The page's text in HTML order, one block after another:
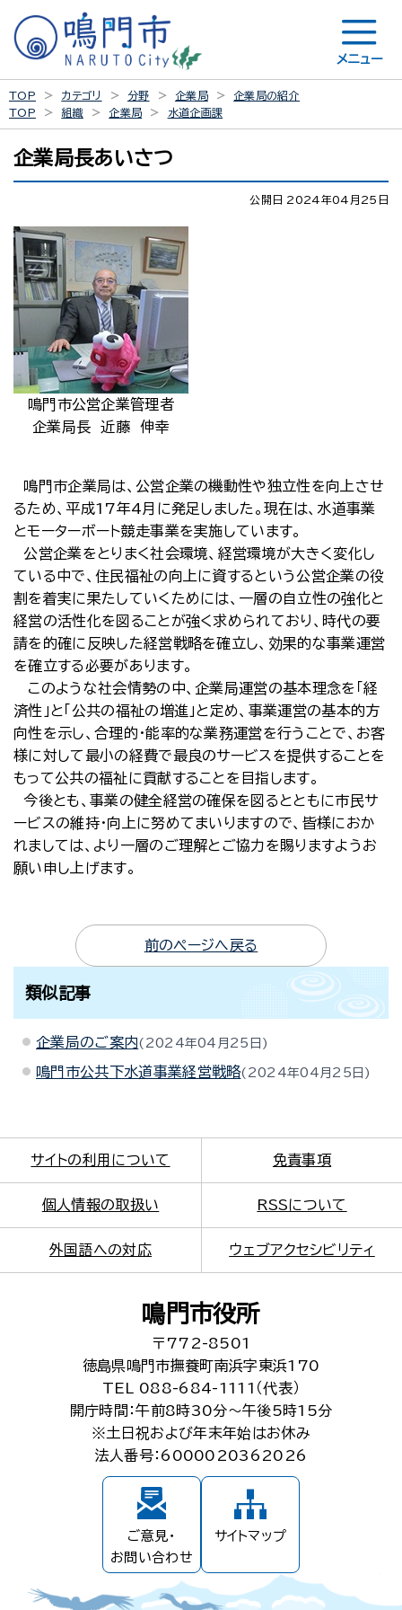
メニュー
TOP カテゴリ 分野 企業局
企業局の紹介
TOP
組織 企業局 水道企画課
企業局長あいさつ
公開日 2024年04月25日
鳴門市公営企業管理者
企業局長 近藤 伸幸
鳴門市企業局は、公営企業の機動性や独立性を向上させ
るため、平成17年4月に発足しました。現在は、水道事業
とモーターボート競走事業を実施しています。
公営企業をとりまく社会環境、経営環境が大きく変化し
ている中で、住民福祉の向上に資するという公営企業の役
割を着実に果たしていくためには、一層の自立性の強化と
経営の活性化を図ることが強く求められており、時代の要
請を的確に反映した経営戦略を確立し、効果的な事業運営
を確立する必要があります。
このような社会情勢の中、企業局運営の基本理念を「経
済性」と「公共の福祉の増進」と定め、事業運営の基本的方
向性を示し、合理的・能率的な業務運営を行うことで、お客
様に対して最小の経費で最良のサービスを提供することを
もって公共の福祉に貢献することを目指します。
今後とも、事業の健全経営の確保を図るとともに市民サ
ービスの維持・向上に努めてまいりますので、皆様におか
れましては、より一層のご理解とご協力を賜りますようお
願い申し上げます。
前のページへ戻る
類似記事
企業局のご案内 2024年04月25日
鳴門市公共下水道事業経営戦略 2024年04月25日
サイトの利用について 免責事項
個人情報の取扱い RSSについて
外国語への対応 ウェブアクセシビリティ
鳴門市役所
〒772-8501
徳島県鳴門市撫養町南浜字東浜170
TEL 088-684-1111（代表）
開庁時間：午前8時30分～午後5時15分
※土日祝および年末年始はお休み
法人番号：6000020362026
ご意見・
お問い合わせ
サイトマップ